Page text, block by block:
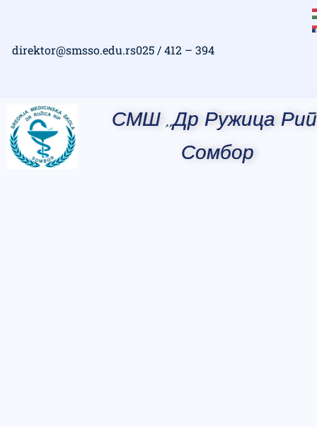
direktor@smsso.edu.rs025 / 412 – 394
СМШ ,,Др Ружица
Сомбор